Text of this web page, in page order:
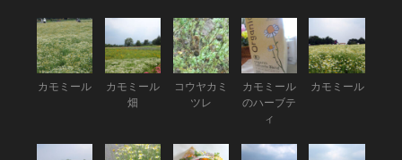
カモミール
カモミール
畑
コウヤカミ
ツレ
カモミール
のハーブテ
ィ
カモミール